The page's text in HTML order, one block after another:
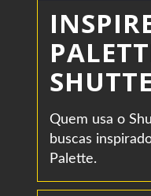
Quem usa o
buscas
Palette.